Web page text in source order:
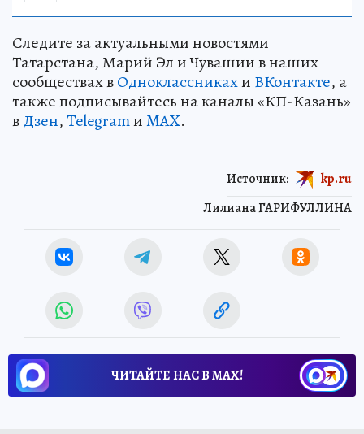
Следите за актуальными новостями
Татарстана, Марий Эл и Чувашии в наших
сообществах вОдноклассникахи ВКонтакте, а
также подписывайтесь на каналы «КП-Казань»
вДзен,TelegramиMAX.
Лилиана ГАРИФУЛЛИНА
Источник: kp.ru
ЧИТАЙТЕ НАС В МАХ!